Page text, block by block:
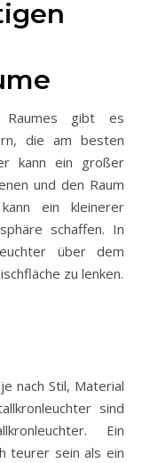
gibt es
die am besten
kann ein großer
und den Raum
ein kleinerer
schaffen. In
über dem
zu lenken.
nach Stil, Material
sind
Ein
teurer sein als ein